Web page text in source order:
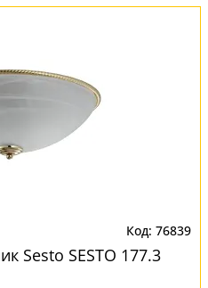
76839
Sesto SESTO 177.3